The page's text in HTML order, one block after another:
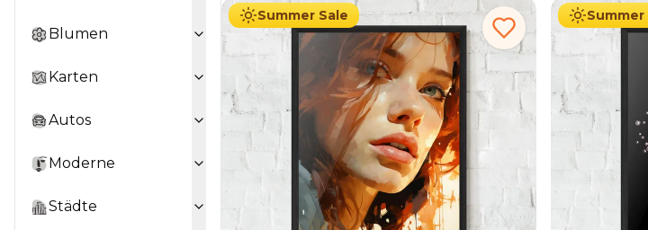
Blumen
Karten
Autos
Moderne
Städte
Summer Sale Summer